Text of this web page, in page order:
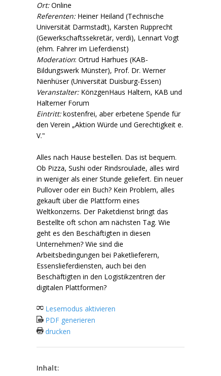
Ort:Online
Referenten:Heiner Heiland (Technische
Universität Darmstadt), Karsten Rupprecht
(Gewerkschaftssekretär, verdi), Lennart Vogt
(ehm. Fahrer im Lieferdienst)
Moderation: Ortrud Harhues (KAB-
Bildungswerk Münster), Prof. Dr. Werner
Nienhüser (Universität Duisburg-Essen)
Veranstalter:KönzgenHaus Haltern, KAB und
Halterner Forum
Eintritt:kostenfrei, aber erbetene Spende für
den Verein „Aktion Würde und Gerechtigkeit e.
V."
Alles nach Hause bestellen. Das ist bequem.
Ob Pizza, Sushi oder Rindsroulade, alles wird
in weniger als einer Stunde geliefert. Ein neuer
Pullover oder ein Buch? Kein Problem, alles
gekauft über die Plattform eines
Weltkonzerns. Der Paketdienst bringt das
Bestellte oft schon am nächsten Tag. Wie
geht es den Beschäftigten in diesen
Unternehmen? Wie sind die
Arbeitsbedingungen bei Paketlieferern,
Essenslieferdiensten, auch bei den
Beschäftigten in den Logistikzentren der
digitalen Plattformen?
Lesemodus aktivieren
PDF generieren
drucken
Inhalt: